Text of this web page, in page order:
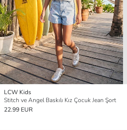
LCW Kids
Stitch ve Angel Baskılı Kız Çocuk Jean Şort
22.99 EUR